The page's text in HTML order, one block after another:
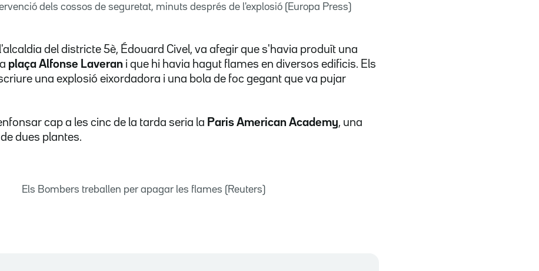
dels cossos de seguretat, minuts després de l'explosió (Europa Press)
del districte 5è, Édouard Civel, va afegir que s'havia produït una
plaça Alfonse Laveran i que hi havia hagut flames en diversos edificis. Els
una explosió eixordadora i una bola de foc gegant que va pujar
cap a les cinc de la tarda seria la Paris American Academy, una
dues plantes.
Els Bombers treballen per apagar les flames (Reuters)